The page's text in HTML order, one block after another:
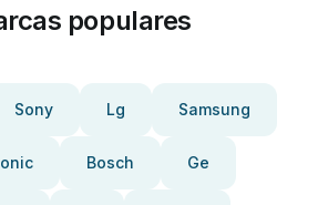
populares
Sony Lg Samsung
Bosch Ge